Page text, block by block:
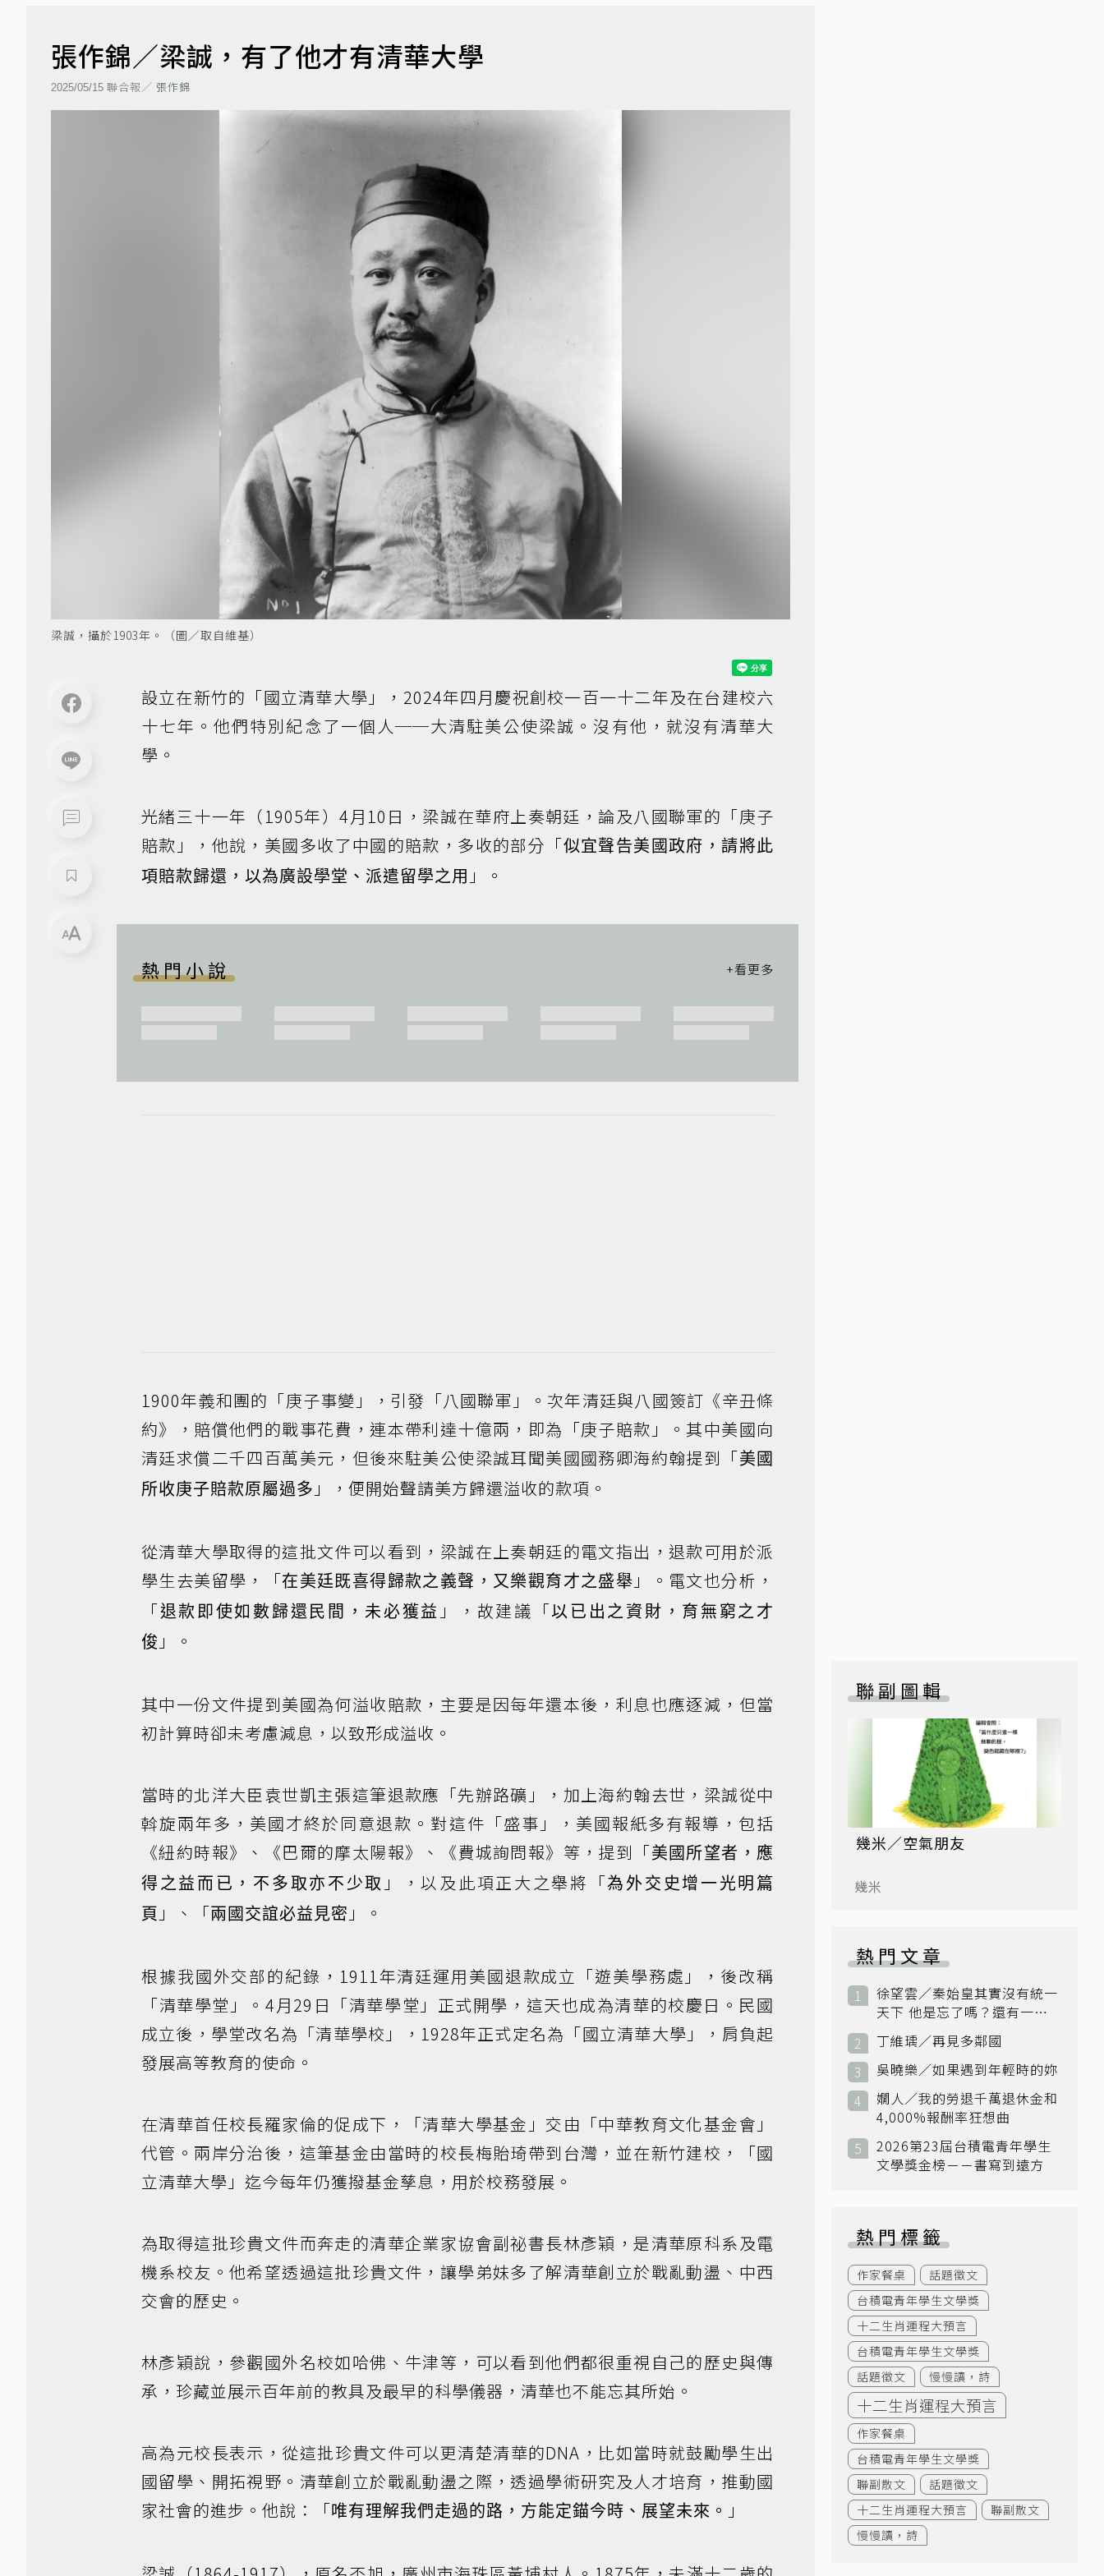
張作錦／梁誠，有了他才有清華大學
2025/05/15 聯合報／ 張作錦
梁誠，攝於1903年。（圖／取自維基）
設立在新竹的「國立清華大學」，2024年四月慶祝創校一百一十二年及在台建校六
十七年。他們特別紀念了一個人──大清駐美公使梁誠。沒有他，就沒有清華大
學。
光緒三十一年（1905年）4月10日，梁誠在華府上奏朝廷，論及八國聯軍的「庚子
賠款」，他說，美國多收了中國的賠款，多收的部分「似宜聲告美國政府，請將此
項賠款歸還，以為廣設學堂、派遣留學之用 」。
熱門小說
1900年義和團的「庚子事變」，引發「八國聯軍」。次年清廷與八國簽訂《辛丑條
約》，賠償他們的戰事花費，連本帶利達十億兩，即為「庚子賠款」。其中美國向
清廷求償二千四百萬美元，但後來駐美公使梁誠耳聞美國國務卿海約翰提到「美國
所收庚子賠款原屬過多 」，便開始聲請美方歸還溢收的款項。
從清華大學取得的這批文件可以看到，梁誠在上奏朝廷的電文指出，退款可用於派
學生去美留學，「在美廷既喜得歸款之義聲，又樂觀育才之盛舉 」。電文也分析，
「退款即使如數歸還民間，未必獲益 」，故建議「以已出之資財，育無窮之才
俊 」。
其中一份文件提到美國為何溢收賠款，主要是因每年還本後，利息也應逐減，但當
初計算時卻未考慮減息，以致形成溢收。
當時的北洋大臣袁世凱主張這筆退款應「先辦路礦」，加上海約翰去世，梁誠從中
斡旋兩年多，美國才終於同意退款。對這件「盛事」，美國報紙多有報導，包括
《紐約時報》、《巴爾的摩太陽報》、《費城詢問報》等，提到「美國所望者，應
得之益而已，不多取亦不少取 」，以及此項正大之舉將「為外交史增一光明篇
頁 」、「兩國交誼必益見密 」。
根據我國外交部的紀錄，1911年清廷運用美國退款成立「遊美學務處」，後改稱
「清華學堂」。4月29日「清華學堂」正式開學，這天也成為清華的校慶日。民國
成立後，學堂改名為「清華學校」，1928年正式定名為「國立清華大學」，肩負起
發展高等教育的使命。
在清華首任校長羅家倫的促成下，「清華大學基金」交由「中華教育文化基金會」
代管。兩岸分治後，這筆基金由當時的校長梅貽琦帶到台灣，並在新竹建校，「國
立清華大學」迄今每年仍獲撥基金孳息，用於校務發展。
為取得這批珍貴文件而奔走的清華企業家協會副祕書長林彥穎，是清華原科系及電
機系校友。他希望透過這批珍貴文件，讓學弟妹多了解清華創立於戰亂動盪、中西
交會的歷史。
林彥穎說，參觀國外名校如哈佛、牛津等，可以看到他們都很重視自己的歷史與傳
承，珍藏並展示百年前的教具及最早的科學儀器，清華也不能忘其所始。
高為元校長表示，從這批珍貴文件可以更清楚清華的DNA，比如當時就鼓勵學生出
國留學、開拓視野。清華創立於戰亂動盪之際，透過學術研究及人才培育，推動國
家社會的進步。他說：「唯有理解我們走過的路，方能定錨今時、展望未來。 」
聯副圖輯
幾米／空氣朋友
幾米
熱門文章
徐望雲／秦始皇其實沒有統一
天下 他是忘了嗎？還有一個
小國：衛國
丁維瑀／再見多鄰國
吳曉樂／如果遇到年輕時的妳
嫺人／我的勞退千萬退休金和
4,000%報酬率狂想曲
2026第23屆台積電青年學生
文學獎金榜－－書寫到遠方
熱門標籤
作家餐桌
話題徵文
台積電青年學生文學獎
十二生肖運程大預言
台積電青年學生文學獎
話題徵文
慢慢讀，詩
十二生肖運程大預言
作家餐桌
台積電青年學生文學獎
聯副散文
話題徵文
十二生肖運程大預言
聯副散文
慢慢讀，詩